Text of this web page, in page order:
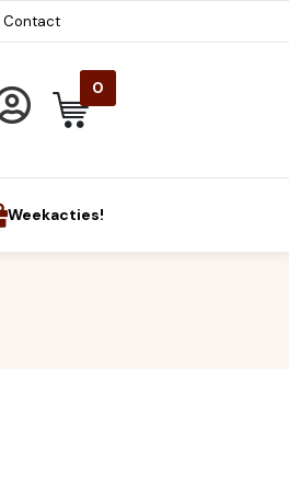
Contact
0
Weekacties!